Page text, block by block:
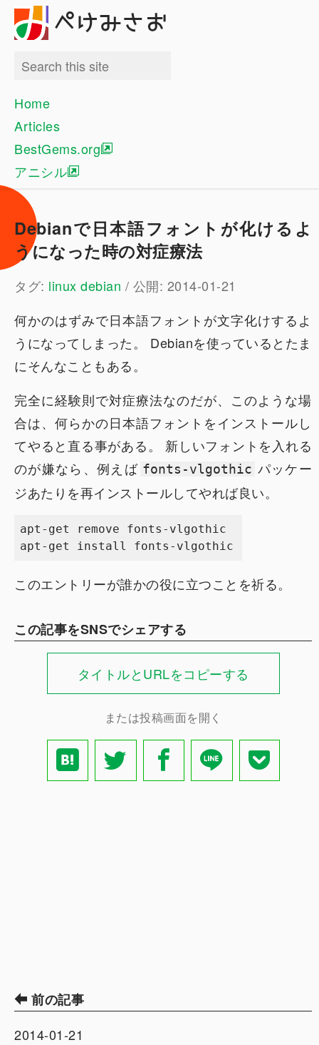
ぺけみさお
Home
Articles
BestGems.org
アニシル
Debianで日本語フォントが化けるよ
うになった時の対症療法
タグ: linux debian / 公開: 2014-01-21
何かのはずみで日本語フォントが文字化けするよ
うになってしまった。 Debianを使っているとたま
にそんなこともある。
完全に経験則で対症療法なのだが、このような場
合は、何らかの日本語フォントをインストールし
てやると直る事がある。 新しいフォントを入れる
のが嫌なら、例えば fonts-vlgothic パッケー
ジあたりを再インストールしてやれば良い。
apt-get remove fonts-vlgothic
このエントリーが誰かの役に立つことを祈る。
この記事をSNSでシェアする
タイトルとURLをコピーする
または投稿画面を開く
前の記事
2014-01-21